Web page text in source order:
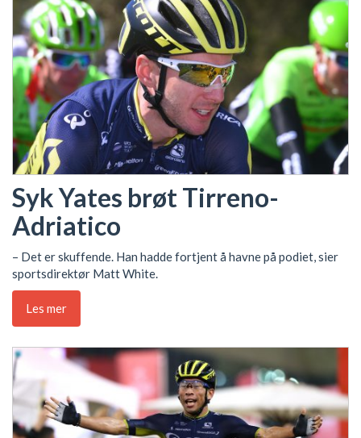
Syk Yates brøt Tirreno-
Adriatico
– Det er skuffende. Han hadde fortjent å havne på podiet, sier
sportsdirektør Matt White.
Les mer